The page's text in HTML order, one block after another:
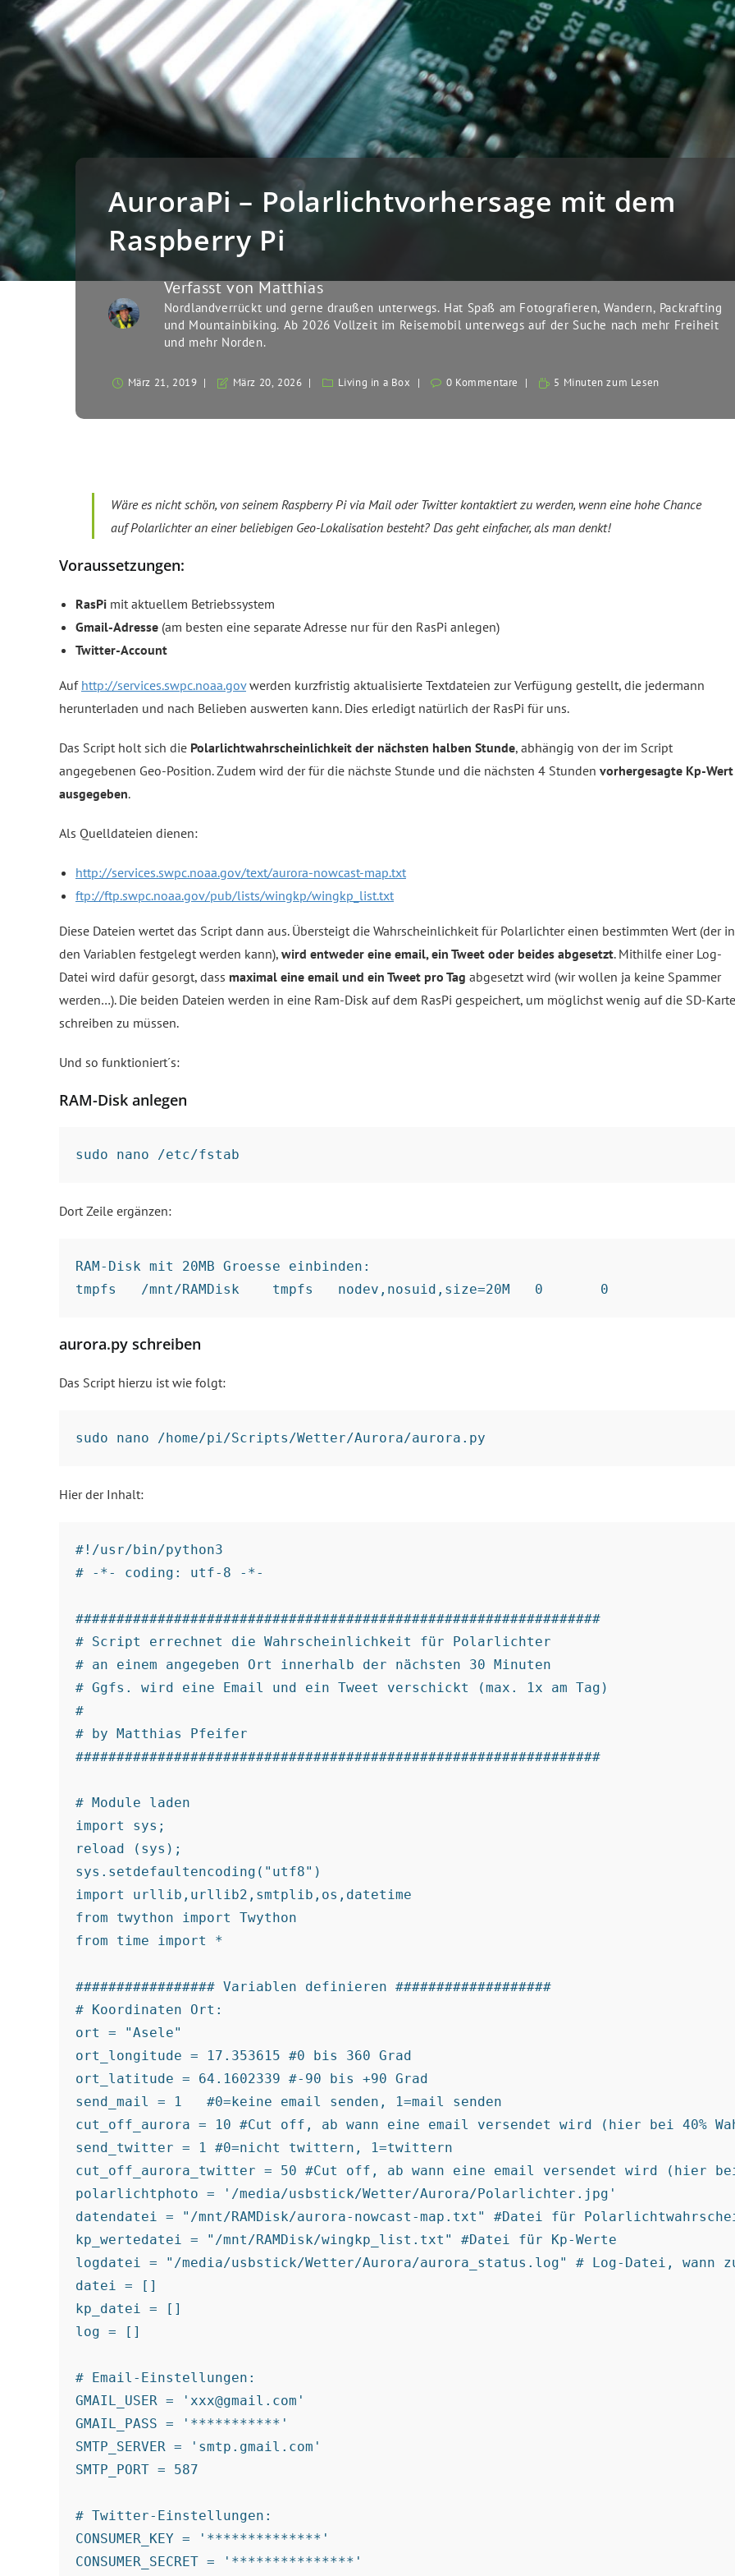
AuroraPi – Polarlichtvorhersage mit dem
Raspberry Pi
Verfasst vonMatthias
Nordlandverrückt und gerne draußen unterwegs. Hat Spaß am Fotografieren, Wandern, Packrafting
und Mountainbiking. Ab 2026 Vollzeit im Reisemobil unterwegs auf der Suche nach mehr Freiheit
und mehr Norden.
März 21, 2019 März 20, 2026 Living in a Box 0 Kommentare 5 Minuten zum Lesen
Wäre es nicht schön, von seinem Raspberry Pi via Mail oder Twitter kontaktiert zu werden, wenn eine hohe Chance
auf Polarlichter an einer beliebigen Geo-Lokalisation besteht? Das geht einfacher, als man denkt!
Voraussetzungen:
RasPi mit aktuellem Betriebssystem
Gmail-Adresse (am besten eine separate Adresse nur für den RasPi anlegen)
Twitter-Account
Auf http://services.swpc.noaa.govwerden kurzfristig aktualisierte Textdateien zur Verfügung gestellt, die jedermann
herunterladen und nach Belieben auswerten kann. Dies erledigt natürlich der RasPi für uns.
Das Script holt sich die Polarlichtwahrscheinlichkeit der nächsten halben Stunde, abhängig von der im Script
angegebenen Geo-Position. Zudem wird der für die nächste Stunde und die nächsten 4 Stunden vorhergesagte Kp-Wert
ausgegeben.
Als Quelldateien dienen:
http://services.swpc.noaa.gov/text/aurora-nowcast-map.txt
ftp://ftp.swpc.noaa.gov/pub/lists/wingkp/wingkp_list.txt
Diese Dateien wertet das Script dann aus. Übersteigt die Wahrscheinlichkeit für Polarlichter einen bestimmten Wert (der in
den Variablen festgelegt werden kann), wird entweder eine email, ein Tweet oder beides abgesetzt. Mithilfe einer Log-
Datei wird dafür gesorgt, dass maximal eine email und ein Tweet pro Tag abgesetzt wird (wir wollen ja keine Spammer
werden…). Die beiden Dateien werden in eine Ram-Disk auf dem RasPi gespeichert, um möglichst wenig auf die SD-Karte
schreiben zu müssen.
Und so funktioniert´s:
RAM-Disk anlegen
sudo nano /etc/fstab
Dort Zeile ergänzen:
RAM-Disk mit 20MB Groesse einbinden:
aurora.py schreiben
Das Script hierzu ist wie folgt:
sudo nano /home/pi/Scripts/Wetter/Aurora/aurora.py
Hier der Inhalt:
#!/usr/bin/python3
# -*- coding: utf-8 -*-
################################################################
# Script errechnet die Wahrscheinlichkeit für Polarlichter
# an einem angegeben Ort innerhalb der nächsten 30 Minuten
# Ggfs. wird eine Email und ein Tweet verschickt (max. 1x am Tag)
#
# by Matthias Pfeifer
################################################################
# Module laden
import sys;
reload (sys);
sys.setdefaultencoding("utf8")
import urllib,urllib2,smtplib,os,datetime
from twython import Twython
from time import *
################# Variablen definieren ###################
# Koordinaten Ort:
ort = "Asele"
ort_longitude = 17.353615 #0 bis 360 Grad
ort_latitude = 64.1602339 #-90 bis +90 Grad
send_mail = 1   #0=keine email senden, 1=mail senden
cut_off_aurora = 10 #Cut off, ab wann eine email versendet wird (hier bei 40%
send_twitter = 1 #0=nicht twittern, 1=twittern
cut_off_aurora_twitter = 50 #Cut off, ab wann eine email versendet wird (hier bei
polarlichtphoto = '/media/usbstick/Wetter/Aurora/Polarlichter.jpg'
datendatei = "/mnt/RAMDisk/aurora-nowcast-map.txt" #Datei für
kp_wertedatei = "/mnt/RAMDisk/wingkp_list.txt" #Datei für Kp-Werte
logdatei = "/media/usbstick/Wetter/Aurora/aurora_status.log" # Log-Datei, wann
datei = []
kp_datei = []
log = []
# Email-Einstellungen:
GMAIL_USER = 'xxx@gmail.com'
GMAIL_PASS = '***********'
SMTP_SERVER = 'smtp.gmail.com'
SMTP_PORT = 587
# Twitter-Einstellungen:
CONSUMER_KEY = '**************'
CONSUMER_SECRET = '***************'